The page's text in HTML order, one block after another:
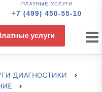
ПЛАТНЫЕ УСЛУГИ
+7 (499) 450-55-10
услуги
ДИАГНОСТИКИ